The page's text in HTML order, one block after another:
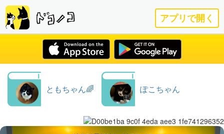
アプリで開く
ともちゃん🌈 ぽこちゃん